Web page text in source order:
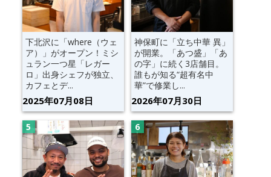
下北沢に「where（ウェ
ア）」がオープン！ミシ
ュラン一つ星「レガー
ロ」出身シェフが独立、
カフェとデ...
2025年07月08日
神保町に「立ち中華 異」
が開業。「あつ盛」「あ
の字」に続く3店舗目。
誰もが知る“超有名中
華”で修業し...
2026年07月30日